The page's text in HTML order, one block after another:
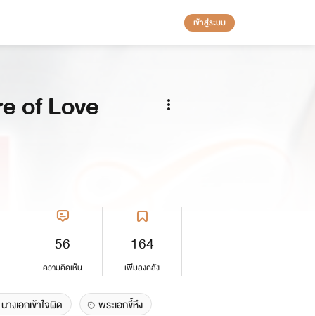
เข้าสู่ระบบ
of Love
56
ความคิดเห็น
164
เพิ่มลงคลัง
นางเอกเข้าใจผิด
พระเอกขี้หึง